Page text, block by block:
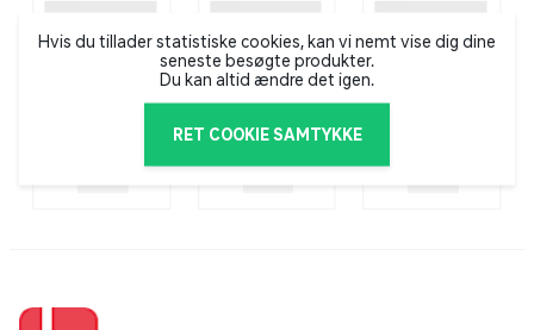
Hvis du tillader statistiske cookies, kan vi nemt vise dig dine
seneste besøgte produkter.
Du kan altid ændre det igen.
RET COOKIE SAMTYKKE